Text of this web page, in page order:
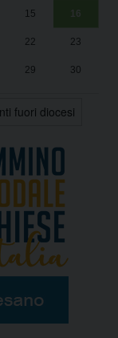
15 16
22 23
29 30
fuori diocesi